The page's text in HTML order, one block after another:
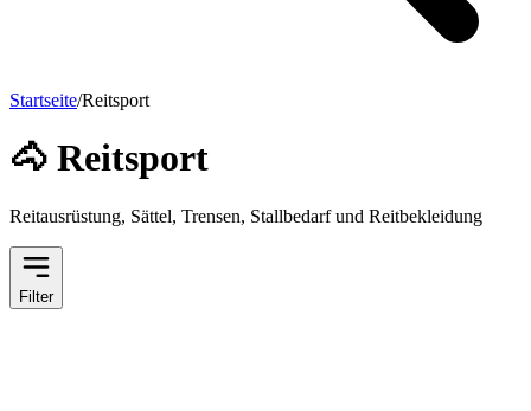
Startseite/Reitsport
🐴 Reitsport
Reitausrüstung, Sättel, Trensen, Stallbedarf und Reitbekleidung
Filter